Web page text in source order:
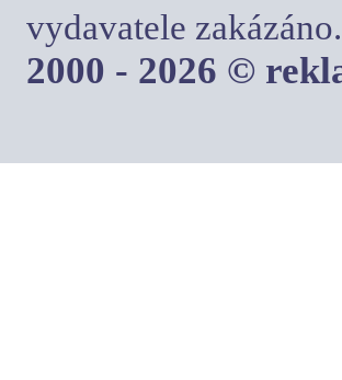
vydavatele
2000 - 2026 ©